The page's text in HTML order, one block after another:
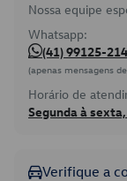
Nossa equipe
Whatsapp:
(41) 99125-
(apenas mensagens
Horário de
Segunda à
Verifique a